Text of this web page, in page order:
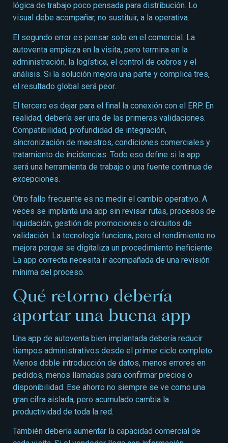
lógica de trabajo poco pensada para distribución. Lo
visual debe acompañar, no sustituir, a la operativa.
El segundo error es pensar solo en el comercial. La
autoventa empieza en la visita, pero termina en la
administración, la logística, el control de cobros y el
análisis. Si la solución mejora una parte y complica tres,
el resultado global será peor.
El tercero es dejar para el final la conexión con el ERP. En
realidad, debería ser una de las primeras validaciones.
Compatibilidad, profundidad de integración,
sincronización de maestros, condiciones comerciales y
tratamiento de incidencias. Todo eso define si la app
será una herramienta de trabajo o una fuente continua de
excepciones.
Otro fallo frecuente es no medir el cambio operativo. A
veces se implanta una app sin revisar rutas, procesos de
liquidación, gestión de promociones o circuitos de
validación. La tecnología funciona, pero el rendimiento no
mejora porque se digitaliza un procedimiento ineficiente.
La app correcta necesita ir acompañada de una revisión
mínima del proceso.
Qué retorno debería
aportar una buena app
Una app de autoventa bien implantada debería reducir
tiempos administrativos desde el primer ciclo completo.
Menos doble introducción de datos, menos errores en
pedidos, menos llamadas para confirmar precios o
disponibilidad. Ese ahorro no siempre se ve como una
gran cifra aislada, pero acumulado cambia la
productividad de toda la red.
También debería aumentar la capacidad comercial de